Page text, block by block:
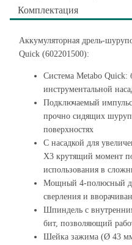
Комплектация
Аккумуляторная дрель-
Quick (602201500):
Система Metabo Quick:
инструментальной
Подключаемый
прочно сидящих
поверхностях
С насадкой для
X3 крутящий момент
использования в
Мощный 4-полюсный
сверления и
Шпиндель с
бит, позволяющий
Шейка зажима (Ø 43